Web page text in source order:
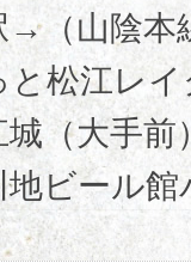
→（山陰
と松江レ
城（大手
地ビール館